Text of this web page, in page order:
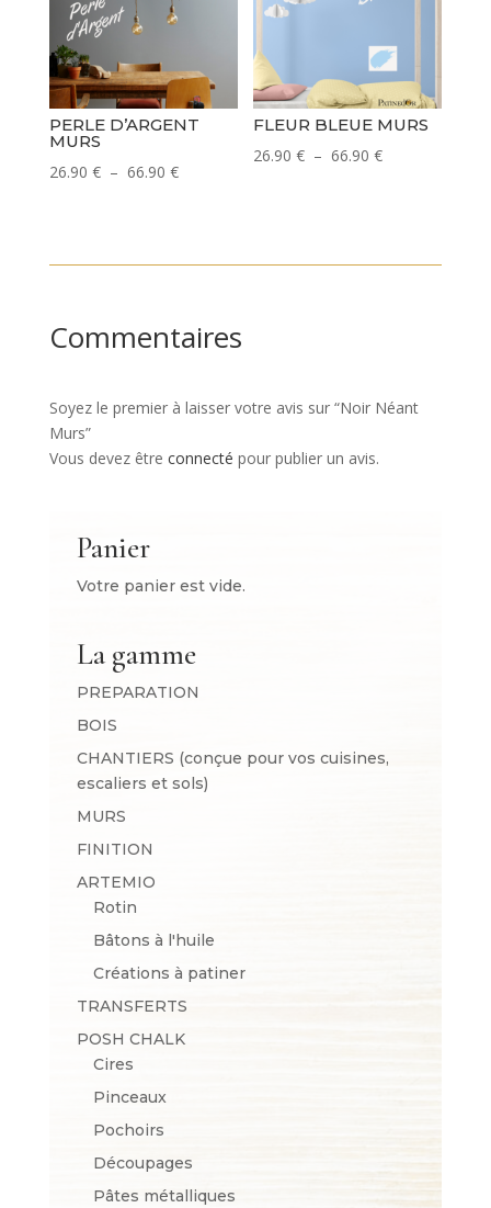
PERLE D’ARGENT
MURS
26.90 € – 66.90 €Plage
FLEUR BLEUE MURS
26.90€ – 66.90€Plage
à
Commentaires
Soyez le premier à laisser votre avis sur “Noir Néant
Murs”
Vous devez être connecté pour publier un avis.
Panier
Votre panier est vide.
La gamme
PREPARATION
BOIS
CHANTIERS (conçue pour vos cuisines,
escaliers et sols)
MURS
FINITION
ARTEMIO
Rotin
Bâtons à l'huile
Créations à patiner
TRANSFERTS
POSH CHALK
Cires
Pinceaux
Pochoirs
Découpages
Pâtes métalliques